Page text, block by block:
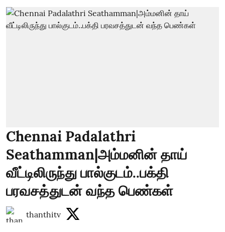
Chennai Padalathri
Seathamman|அம்மனின் தாய்
வீட்டிலிருந்து பால்குடம்..பக்தி
பரவசத்துடன் வந்த பெண்கள்
thanthitv